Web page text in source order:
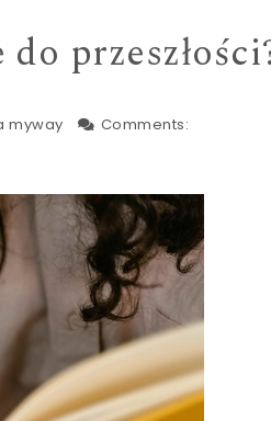
myway
Comments: